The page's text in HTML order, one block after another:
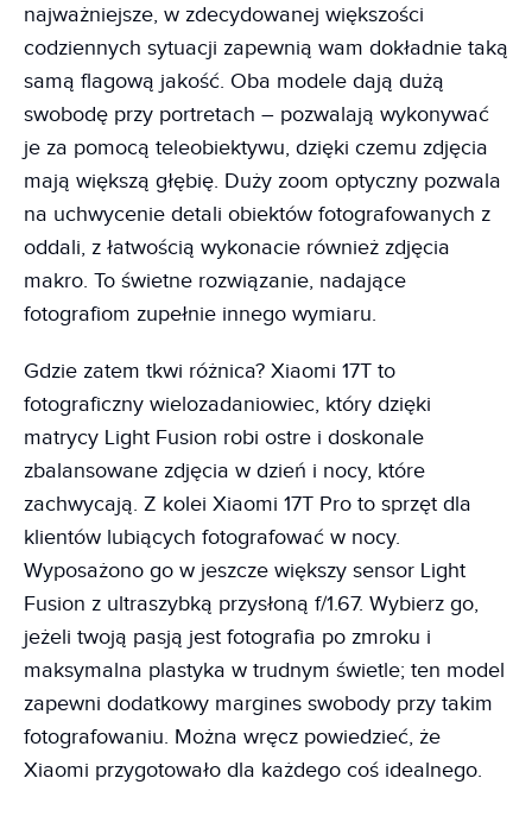
najważniejsze, w zdecydowanej większości
codziennych sytuacji zapewnią wam dokładnie taką
samą flagową jakość. Oba modele dają dużą
swobodę przy portretach – pozwalają wykonywać
je za pomocą teleobiektywu, dzięki czemu zdjęcia
mają większą głębię. Duży zoom optyczny pozwala
na uchwycenie detali obiektów fotografowanych z
oddali, z łatwością wykonacie również zdjęcia
makro. To świetne rozwiązanie, nadające
fotografiom zupełnie innego wymiaru.
Gdzie zatem tkwi różnica? Xiaomi 17T to
fotograficzny wielozadaniowiec, który dzięki
matrycy Light Fusion robi ostre i doskonale
zbalansowane zdjęcia w dzień i nocy, które
zachwycają. Z kolei Xiaomi 17T Pro to sprzęt dla
klientów lubiących fotografować w nocy.
Wyposażono go w jeszcze większy sensor Light
Fusion z ultraszybką przysłoną f/1.67. Wybierz go,
jeżeli twoją pasją jest fotografia po zmroku i
maksymalna plastyka w trudnym świetle; ten model
zapewni dodatkowy margines swobody przy takim
fotografowaniu. Można wręcz powiedzieć, że
Xiaomi przygotowało dla każdego coś idealnego.